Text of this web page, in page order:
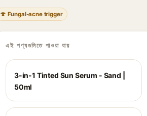
🍄 Fungal-acne trigger
এই পণ্যগুলিতে পাওয়া যায়
3-in-1 Tinted Sun Serum - Sand |
50ml